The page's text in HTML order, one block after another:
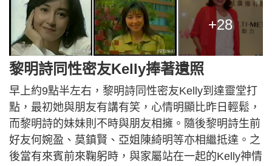
+28
黎明詩同性密友Kelly捧著遺照
早上約9點半左右，黎明詩同性密友Kelly到達靈堂打
點，最初她與朋友有講有笑，心情明顯比昨日輕鬆，
而黎明詩的妹妹則不時與朋友相擁。隨後黎明詩生前
好友何婉盈、莫鎮賢、亞姐陳綺明等亦相繼抵達。之
後當有來賓前來鞠躬時，與家屬站在一起的Kelly神情